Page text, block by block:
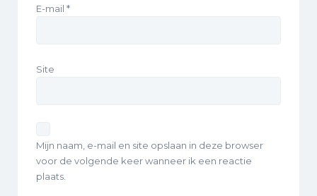
E-mail *
Site
Mijn naam, e-mail en site opslaan in deze browser
voor de volgende keer wanneer ik een reactie
plaats.